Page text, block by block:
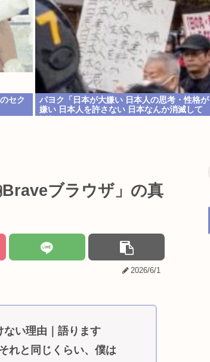
セク
パヨク「日本が大嫌い 日本人の思考・性格が
嫌い 日本人を許さない 日本なんか消滅して
ブラウザ」の真
2026/6/1
い理由｜語ります
れと同じくらい、僕は